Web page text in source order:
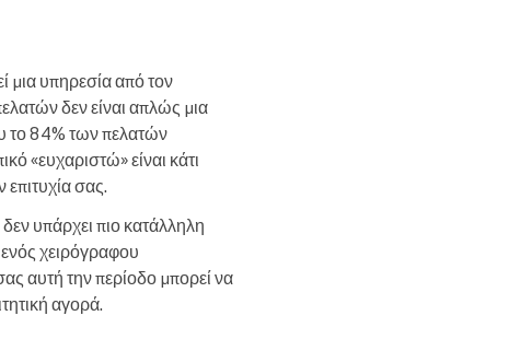
μια υπηρεσία από τον
δεν είναι απλώς μια
το 84% των πελατών
«ευχαριστώ» είναι κάτι
σας.
υπάρχει πιο κατάλληλη
χειρόγραφου
αυτή την περίοδο μπορεί να
αγορά.